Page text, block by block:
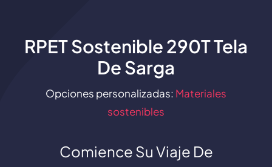
Catalogar
RPET Sostenible 290T Tela
De Sarga
Opciones personalizadas: Materiales
sostenibles
Comience Su Viaje De